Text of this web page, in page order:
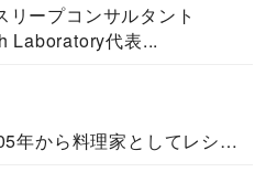
リープコンサルタント
Laboratory代表...
から料理家としてレシピ